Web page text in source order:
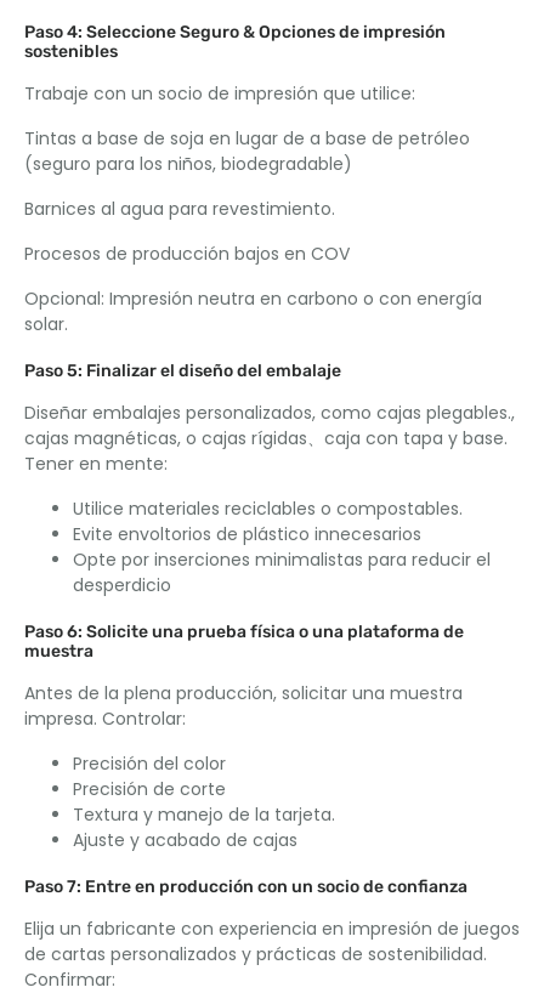
Paso 4: Seleccione Seguro & Opciones de impresión
sostenibles
Trabaje con un socio de impresión que utilice:
Tintas a base de soja en lugar de a base de petróleo
(seguro para los niños, biodegradable)
Barnices al agua para revestimiento.
Procesos de producción bajos en COV
Opcional: Impresión neutra en carbono o con energía
solar.
Paso 5: Finalizar el diseño del embalaje
Diseñar embalajes personalizados, como cajas plegables.,
cajas magnéticas, o cajas rígidas、caja con tapa y base.
Tener en mente:
Utilice materiales reciclables o compostables.
Evite envoltorios de plástico innecesarios
Opte por inserciones minimalistas para reducir el
desperdicio
Paso 6: Solicite una prueba física o una plataforma de
muestra
Antes de la plena producción, solicitar una muestra
impresa. Controlar:
Precisión del color
Precisión de corte
Textura y manejo de la tarjeta.
Ajuste y acabado de cajas
Paso 7: Entre en producción con un socio de confianza
Elija un fabricante con experiencia en impresión de juegos
de cartas personalizados y prácticas de sostenibilidad.
Confirmar: